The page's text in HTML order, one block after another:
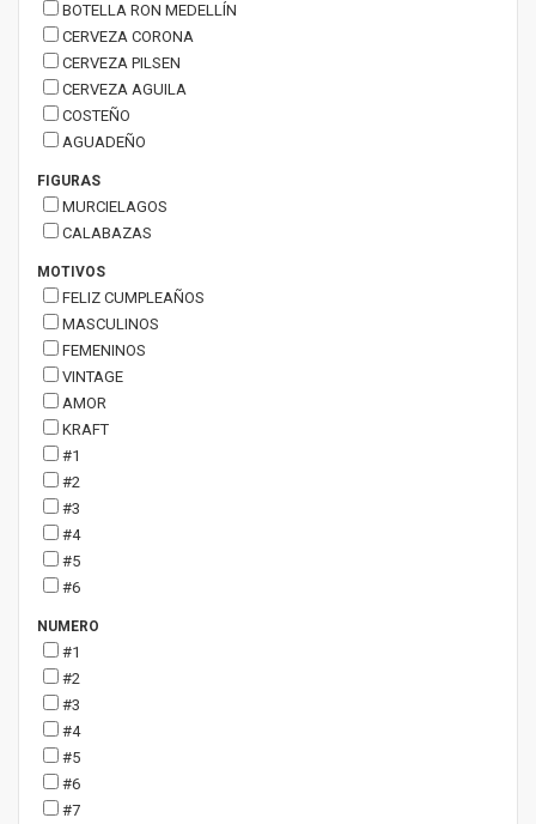
BOTELLA RON MEDELLÍN
CERVEZA CORONA
CERVEZA PILSEN
CERVEZA AGUILA
COSTEÑO
AGUADEÑO
FIGURAS
MURCIELAGOS
CALABAZAS
MOTIVOS
FELIZ CUMPLEAÑOS
MASCULINOS
FEMENINOS
VINTAGE
AMOR
KRAFT
#1
#2
#3
#4
#5
#6
NUMERO
#1
#2
#3
#4
#5
#6
#7